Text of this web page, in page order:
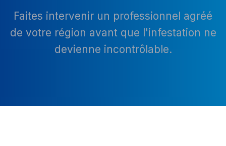
Faites intervenir un professionnel agréé
de votre région avant que l'infestation ne
devienne incontrôlable.